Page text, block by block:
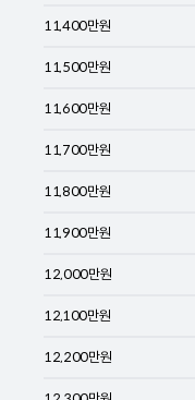
11,400만원
11,500만원
11,600만원
11,700만원
11,800만원
11,900만원
12,000만원
12,100만원
12,200만원